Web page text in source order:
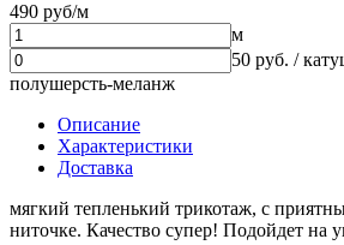
490 руб/м
м
50 руб. /
полушерсть-меланж
Описание
Характеристики
Доставка
мягкий тепленький трикотаж, с
ниточке. Качество супер! Подойдет